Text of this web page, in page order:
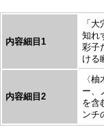
内容細目1
「
知れ
彩子
ける
内容細目2
〈
ー、
を含
ンチ